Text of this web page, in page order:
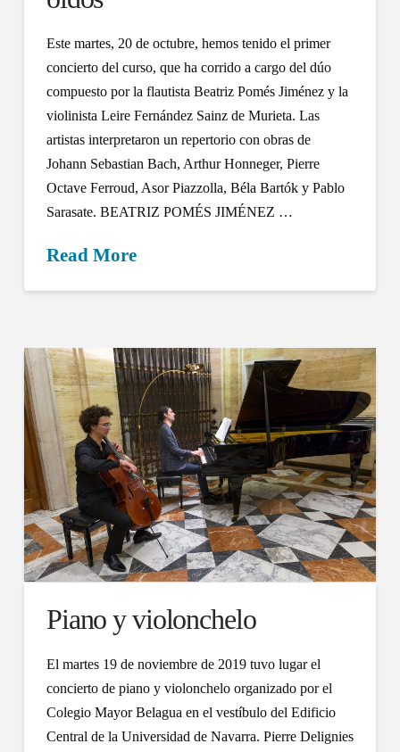
Este martes, 20 de octubre, hemos tenido el primer
concierto del curso, que ha corrido a cargo del dúo
compuesto por la flautista Beatriz Pomés Jiménez y la
violinista Leire Fernández Sainz de Murieta. Las
artistas interpretaron un repertorio con obras de
Johann Sebastian Bach, Arthur Honneger, Pierre
Octave Ferroud, Asor Piazzolla, Béla Bartók y Pablo
Sarasate. BEATRIZ POMÉS JIMÉNEZ …
Read More
Piano y violonchelo
El martes 19 de noviembre de 2019 tuvo lugar el
concierto de piano y violonchelo organizado por el
Colegio Mayor Belagua en el vestíbulo del Edificio
Central de la Universidad de Navarra. Pierre Delignies